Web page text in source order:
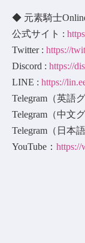
◆ 元素騎士
公式サイト :
Twitter : https://
Discord : https://
LINE : https://
Telegram（英語
Telegram（中文
Telegram（日本
YouTube： https://